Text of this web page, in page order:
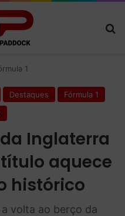
1
Destaques
Fórmula 1
Inglaterra
aquece
histórico
volta ao berço da